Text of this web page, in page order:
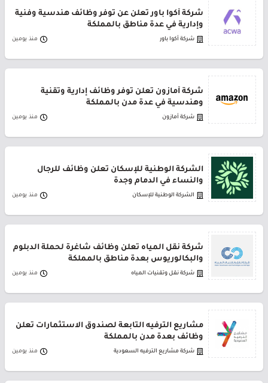
شركة أكوا باور تعلن عن توفر وظائف هندسية وفنية
وإدارية في عدة مناطق بالمملكة
شركة أكوا باور منذ يومين
شركة أمازون تعلن توفر وظائف إدارية وتقنية
وهندسية في عدة مدن بالمملكة
شركة أمازون منذ يومين
الشركة الوطنية للإسكان تعلن وظائف للرجال
والنساء في الدمام وجدة
الشركة الوطنية للإسكان منذ يومين
شركة نقل المياه تعلن وظائف شاغرة لحملة الدبلوم
والبكالوريوس بعدة مناطق بالمملكة
شركة نقل وتقنيات المياه منذ يومين
مشاريع الترفيه التابعة لصندوق الاستثمارات تعلن
وظائف بعدة مدن بالمملكة
شركة مشاريع الترفيه السعودية منذ يومين